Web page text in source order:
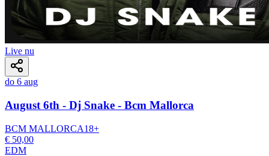
Live nu
do 6 aug
August 6th - Dj Snake - Bcm Mallorca
BCM MALLORCA18+
€ 50,00
EDM